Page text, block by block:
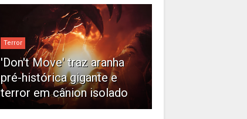
Terror
'Don't Move' traz aranha
pré-histórica gigante e
terror em cânion isolado